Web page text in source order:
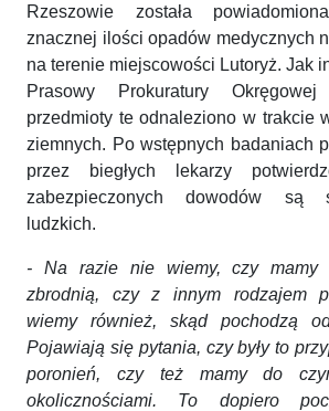
Rzeszowie została
znacznej ilości opadów medycznych
na terenie miejscowości Lutoryż. Jak
Prasowy Prokuratury
przedmioty te odnaleziono w trakcie
ziemnych. Po wstępnych badaniach
przez biegłych lekarzy
zabezpieczonych dowodów są
ludzkich.
- Na razie nie wiemy, czy mamy
zbrodnią, czy z innym rodzajem
wiemy również, skąd pochodzą
Pojawiają się pytania, czy były to
poronień, czy też mamy do
okolicznościami. To dopiero